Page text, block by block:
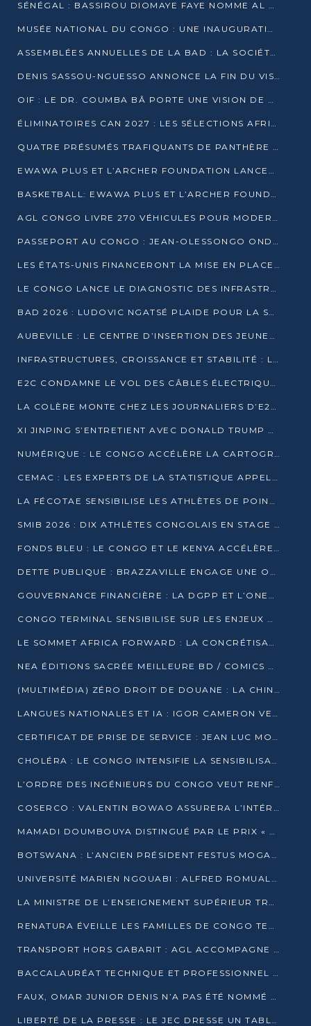
SÉNÉGAL : BASSIROU DIOMAYE FAYE NOMME AL AMINOU LÔ PREMIER MINISTRE
MUSÉE NATIONAL DU CONGO : UNE INAUGURATION PORTEUSE D’ESPOIR POUR LA CULTURE
ASSEMBLÉES ANNUELLES DE LA BAD : LA SOCIÉTÉ CIVILE CONGOLAISE À LA RECHERCHE DE PARTENAIRES POUR SES PROJETS
DENIS SASSOU-NGUESSO ANNONCE LA FIN DU VISA POUR LES AFRICAINS EN 2027
OIF : LE DR. COUMBA BÂ PORTE UNE VISION DE DIALOGUE, DE STABILITÉ ET DE RÉFORME À LA TÊTE
ÉLIMINATOIRES CAN 2027 : LES SÉLECTIONS AFRICAINES CONNAISSENT LEURS ADVERSAIRES
QUATRE PRÉSUMÉS TRAFIQUANTS DE PANTHÈRE ARRÊTÉS À EWO
EWAWA PLUS ET L’ARCHER FOUNDATION LANCENT UN CAMP DE BASKET POUR LES JEUNES À BRAZZAVILLE
BASKETBALL: EWAWA PLUS ET L’ARCHER FOUNDATION LANCENT UN CAMP POUR LES JEUNES
AGL CONGO LIVRE 270 VÉHICULES POUR MODERNISER LE TRANSPORT URBAIN
PASSEPORT AU CONGO : JEAN-OLESSONGO ONDAYE VEUT METTRE FIN AUX LENTEURS ADMINISTRATIVES
LES ÉTATS-UNIS FINANCERONT LA MISE EN PLACE DE JUSQU’À 50 CLINIQUES DE LUTTE CONTRE L’EBOLA
LE CONGO LANCE LE DIAGNOSTIC DES INFRASTRUCTURES SPORTIVES DU COMPLEXE DE KINTÉLÉ
BAD 2026 : LUDOVIC NGATSÉ PLAIDE POUR LA SOUVERAINETÉ FINANCIÈRE AFRICAINE
AUBEVILLE : LE CENTRE D’INSERTION DES JEUNES PRÊT À OUVRIR SES PORTES
INFRASTRUCTURES, CROISSANCE ET STABILITÉ : LA GUINÉE AFFÛTE SES AMBITIONS
E2C CONDAMNE LE VOL DES CÂBLES ÉLECTRIQUES APRÈS UNE VIDÉO VIRALE
LA COLÈRE MONTE CHEZ LES JOURNALIERS D’E2C QUI DÉNONCENT 20 ANS DE PRÉCARITÉ
XI JINPING S’ENTRETIENT AVEC DONALD TRUMP À BEIJING
NUMÉRIQUE : LE CONGO ACCÉLÈRE LA CARTOGRAPHIE DE SES INFRASTRUCTURES DIGITALES
CEMAC : LES EXPERTS DE LA STATISTIQUE APPELLENT À RENFORCER LA SÉCURISATION DES DONNÉES
LA FÉCOTAE SENSIBILISE LES ATHLÈTES DE POINTE-NOIRE À L’HYGIÈNE ALIMENTA
SMIB 2026 : DIX ATHLÈTES CONGOLAIS EN STAGE AU KENYA
FONDS BLEU : LE CONGO ET LE KENYA ACCÉLÈRENT LA MOBILISATION DES FINANCEMENTS
DETTE PUBLIQUE : BRAZZAVILLE ENGAGE UNE OPÉRATION DE RACHAT DE 575 MILLIONS DE DOLLARS
GOUVERNANCE FINANCIÈRE : LA DGPP ET L’ONEC-C VERS UN PARTENARIAT POUR ASSAINIR LES ENTREPRISES PUBLIQUES
CONGO TERMINAL SENSIBILISE SUR LES ENJEUX DE LA SANTÉ MENTALE EN
LE SOMMET AFRICA FORWARD : LA CONCRÉTISATION DE PARTENARIATS ÉQUILIBRÉS ET TOURNÉS VERS L’AVENIR ENTRE LE CONTINENT AFRICAIN ET LA FRANCE
NEA ÉDITIONS SACRÉE MEILLEURE BD / COMICS D’AFRIQUE AU KENYA
(MULTIMÉDIA) ZÉRO DROIT DE DOUANE : LA CHINE ET L’AFRIQUE VERS UNE PROXIMITÉ SANS PRÉCÉDENT (PAPIER GÉNÉRAL)
LANGUES NATIONALES ET IA : IGOR CAMERON VEUT ARRIMER LA STRATÉGIE IA À LA LOI SUR LA RECHERCHE
CERTIFICAT DE PRISE DE SERVICE : JEAN LUC MOUTHOU DÉMENT UNE « FAKE NEWS »
CHOLÉRA : LE CONGO INTENSIFIE LA SENSIBILISATION AU MARCHÉ DE TALANGAÏ
L’ORDRE DES INGÉNIEURS DU CONGO VEUT RENFORCER L’ÉTHIQUE ET LA CRÉDIBILITÉ DE LA PROFESSION
COSERCO : VALENTIN BOWAO ASSURERA L’INTÉRIM À LA TÊTE DU BUREAU EXÉCUTIF NATIONAL
MAMADI DOUMBOUYA DISTINGUÉ PAR LE PRIX « SUPER GRAND BÂTISSEUR BABACAR N’DIAYE »
BOTSWANA : L’ANCIEN PRÉSIDENT FESTUS MOGAE EST MORT À 86 ANS
UNIVERSITÉ MARIEN NGOUABI : ALFRED ROMUALD NGUYA POATY SOUTIENT UNE THÈSE SUR LE PARADOXE DE LA CROISSANCE EN ZONE CEMAC
LA MINISTRE DE L’ENSEIGNEMENT SUPÉRIEUR TRACE SA FEUILLE DE ROUTE
RENATURA ÉVEILLE LES FAMILLES DE CONGO TERMINAL À LA PROTECTION DE L’ENVIRONNEMENT
TRANSPORT HORS GABARIT : AGL ACCOMPAGNE LE DÉVELOPPEMENT DU SECTEUR BRASSICOLE AU CONGO
BACCALAURÉAT TECHNIQUE ET PROFESSIONNEL : 16 352 CANDIDATS LANCÉS DANS LES ÉPREUVES D’EPS
FAUX, OMAR JUNIOR DENIS N’A PAS ÉTÉ NOMMÉ AIDE DE CAMP ADJOINT DE DENIS SASSOU NGUESSO
LIBERTÉ DE LA PRESSE : LE JEC DRESSE UN TABLEAU PRÉOCCUPANT AU CONGO